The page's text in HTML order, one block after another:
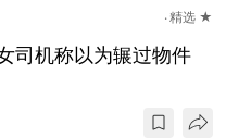
精选 ★
司机称以为辗过物件